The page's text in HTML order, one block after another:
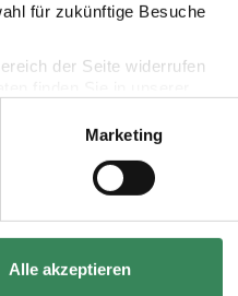
für zukünftige Besuche
der Seite widerrufen
Marketing
Alle akzeptieren
Kostüm